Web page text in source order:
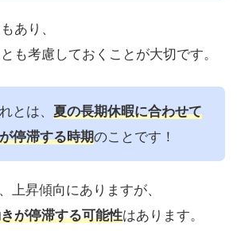
あり、
も考慮しておくことが大切です。
とは、 夏の長期休暇に合わせて
停滞する時期のことです！
上昇傾向にありますが、
が停滞する可能性はあります。